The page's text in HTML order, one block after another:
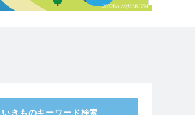
いきものキーワード検索